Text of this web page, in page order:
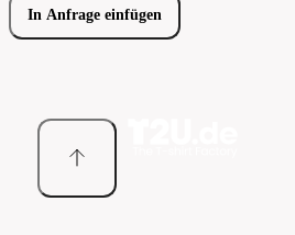
In Anfrage einfügen